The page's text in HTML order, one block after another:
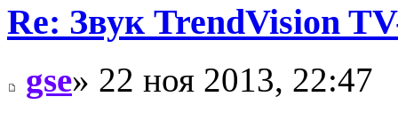
Re: Звук TrendVision
gse» 22 ноя 2013, 22:47